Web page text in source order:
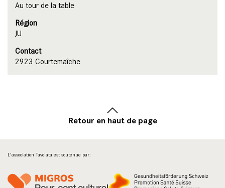
Au tour de la table
Région
JU
Contact
2923 Courtemaîche
Retour en haut de page
L'association Tavolata est soutenue par: